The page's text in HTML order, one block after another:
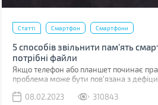
Статті Смартфон Смартфони
5 способів звільнити пам’ять
потрібні файли
Якщо телефон або планшет починає
проблема може бути пов'язана з
08.02.2023
310843